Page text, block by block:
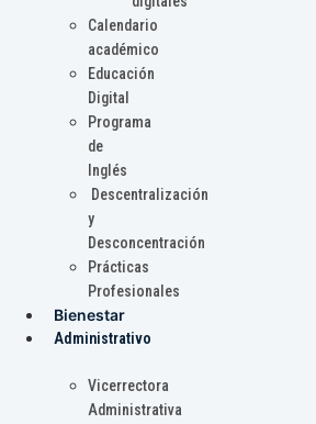
Calendario
académico
Educación
Digital
Programa
de
Inglés
Descentralización
y
Desconcentración
Prácticas
Profesionales
Bienestar
Administrativo
Vicerrectora
Administrativa